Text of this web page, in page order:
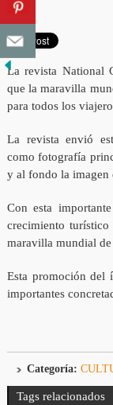
La revista National
que la maravilla
para todos los
La revista envió
como fotografía
y al fondo la imagen
Con esta
crecimiento
maravilla mundial
Esta promoción del
importantes
Categoría:
Tags relacionados